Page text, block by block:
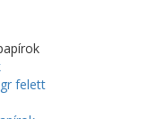
felett